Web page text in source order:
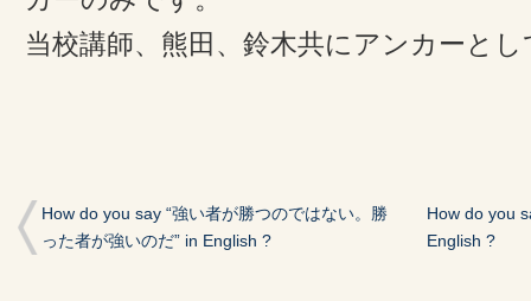
当校講師、熊田、鈴木共にアンカーと
How do you say “強い者が勝つのではない。勝
った者が強いのだ” in English ?
How do you
English ?